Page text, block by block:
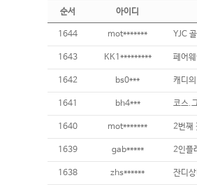
순서 아이디
1644 mot******* YJC
1643 KK1********* 페어
1642 bs0***
1641 bh4***
1640 mot******* 2번째
1639 gab*****
1638 zhs******